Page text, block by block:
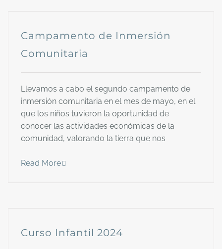
Campamento de Inmersión
Comunitaria
Llevamos a cabo el segundo campamento de
inmersión comunitaria en el mes de mayo, en el
que los niños tuvieron la oportunidad de
conocer las actividades económicas de la
comunidad, valorando la tierra que nos
Read More
Curso Infantil 2024